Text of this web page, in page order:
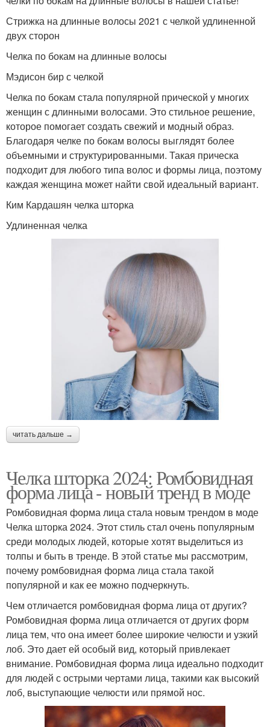
Стрижка на длинные волосы 2021 с челкой удлиненной
двух сторон
Челка по бокам на длинные волосы
Мэдисон бир с челкой
Челка по бокам стала популярной прической у многих
женщин с длинными волосами. Это стильное решение,
которое помогает создать свежий и модный образ.
Благодаря челке по бокам волосы выглядят более
объемными и структурированными. Такая прическа
подходит для любого типа волос и формы лица, поэтому
каждая женщина может найти свой идеальный вариант.
Ким Кардашян челка шторка
Удлиненная челка
читать дальше →
Челка шторка 2024: Ромбовидная
форма лица - новый тренд в моде
Ромбовидная форма лица стала новым трендом в моде
Челка шторка 2024. Этот стиль стал очень популярным
среди молодых людей, которые хотят выделиться из
толпы и быть в тренде. В этой статье мы рассмотрим,
почему ромбовидная форма лица стала такой
популярной и как ее можно подчеркнуть.
Чем отличается ромбовидная форма лица от других?
Ромбовидная форма лица отличается от других форм
лица тем, что она имеет более широкие челюсти и узкий
лоб. Это дает ей особый вид, который привлекает
внимание. Ромбовидная форма лица идеально подходит
для людей с острыми чертами лица, такими как высокий
лоб, выступающие челюсти или прямой нос.